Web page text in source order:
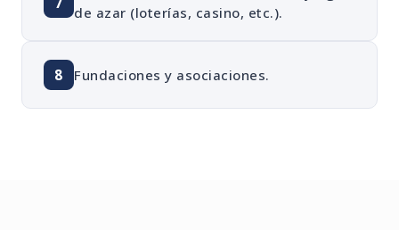
de azar (loterías, casino, etc.).
8 Fundaciones y asociaciones.